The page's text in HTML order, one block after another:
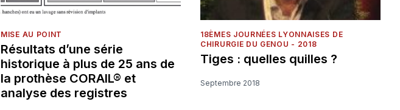
MISE AU POINT
Résultats d’une série
historique à plus de 25 ans de
la prothèse CORAIL® et
analyse des registres
18ÈMES JOURNÉES LYONNAISES DE
CHIRURGIE DU GENOU - 2018
Tiges : quelles quilles ?
Septembre 2018